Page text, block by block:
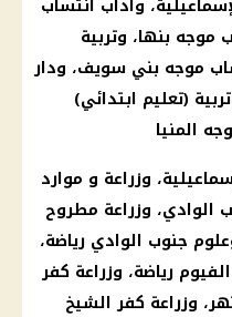
بنها، وتربية
موجه بني سويف، ودار
(تعليم ابتدائي)
المنيا
وزراعة و موارد
الوادي، وزراعة مطروح
جنوب الوادي رياضة،
الجديد، و0زراعة الفيوم رياضة، وزراعة كفر
وزراعة كفر الشيخ